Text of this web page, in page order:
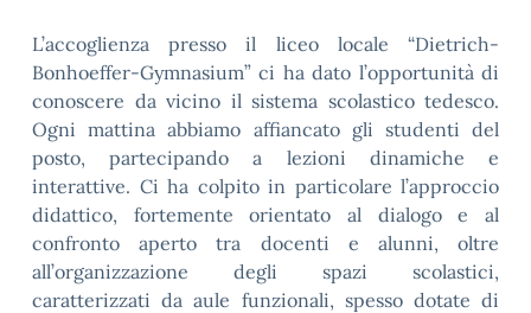
L’accoglienza presso il liceo locale “Dietrich-
Bonhoeffer-Gymnasium” ci ha dato l’opportunità di
conoscere da vicino il sistema scolastico tedesco.
Ogni mattina abbiamo affiancato gli studenti del
posto, partecipando a lezioni dinamiche e
interattive. Ci ha colpito in particolare l’approccio
didattico, fortemente orientato al dialogo e al
confronto aperto tra docenti e alunni, oltre
all’organizzazione degli spazi scolastici,
caratterizzati da aule funzionali, spesso dotate di